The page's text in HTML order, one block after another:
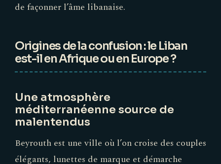
de façonner l’âme libanaise.
Origines de la confusion : le Liban
est-il en Afrique ou en Europe ?
Une atmosphère
méditerranéenne source de
malentendus
Beyrouth est une ville où l’on croise des couples
élégants, lunettes de marque et démarche